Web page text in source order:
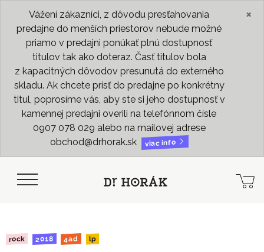
Vážení zákazníci, z dôvodu presťahovania
predajne do menších priestorov nebude možné
priamo v predajni ponúkať plnú dostupnosť
titulov tak ako doteraz. Časť titulov bola
z kapacitných dôvodov presunutá do externého
skladu. Ak chcete prísť do predajne po konkrétny
titul, poprosíme vás, aby ste si jeho dostupnosť v
kamennej predajni overili na telefónnom čísle
0907 078 029 alebo na mailovej adrese
obchod@drhorak.sk
viac info
×
rock 2018 4ad lp